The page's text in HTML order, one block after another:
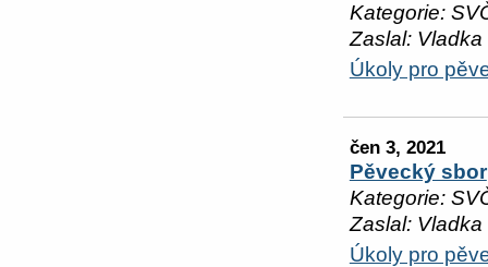
Kategorie:
Zaslal: Vladka
Úkoly pro
čen 3, 2021
Pěvecký sbor
Kategorie:
Zaslal: Vladka
Úkoly pro